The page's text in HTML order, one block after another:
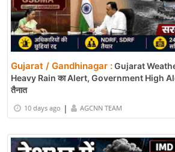
Gujarat / Gandhinagar :Gujarat
Heavy Rain का Alert, Government High
तैनात
10 days ago | AGCNN TEAM